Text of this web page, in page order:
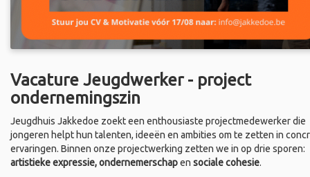
Vacature Jeugdwerker - project
ondernemingszin
Jeugdhuis Jakkedoe zoekt een enthousiaste projectmedewerker die
jongeren helpt hun talenten, ideeën en ambities om te zetten in
ervaringen. Binnen onze projectwerking zetten we in op drie sporen:
artistieke expressie, ondernemerschapen sociale cohesie.